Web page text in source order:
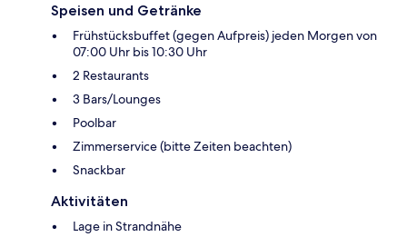
Speisen und Getränke
Frühstücksbuffet (gegen Aufpreis) jeden Morgen von
07:00 Uhr bis 10:30 Uhr
2 Restaurants
3 Bars/Lounges
Poolbar
Zimmerservice (bitte Zeiten beachten)
Snackbar
Aktivitäten
Lage in Strandnähe